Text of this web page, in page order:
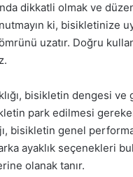
dikkatli olmak ve
ki, bisikletinize
uzatır. Doğru
bisikletin dengesi
park edilmesi
bisikletin genel
ayaklık seçenekleri
olanak tanır.